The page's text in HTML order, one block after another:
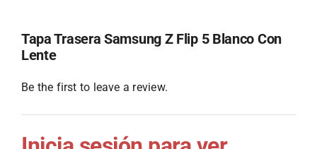
Tapa Trasera Samsung Z Flip 5 Blanco Con
Lente
Be the first to leave a review.